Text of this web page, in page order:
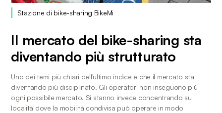
Stazione di bike-sharing BikeMi
Il mercato del bike-sharing sta
diventando più strutturato
Uno dei temi più chiari dell'ultimo indice è che il mercato sta
diventando più disciplinato. Gli operatori non inseguono più
ogni possibile mercato. Si stanno invece concentrando su
località dove la mobilità condivisa può operare in modo